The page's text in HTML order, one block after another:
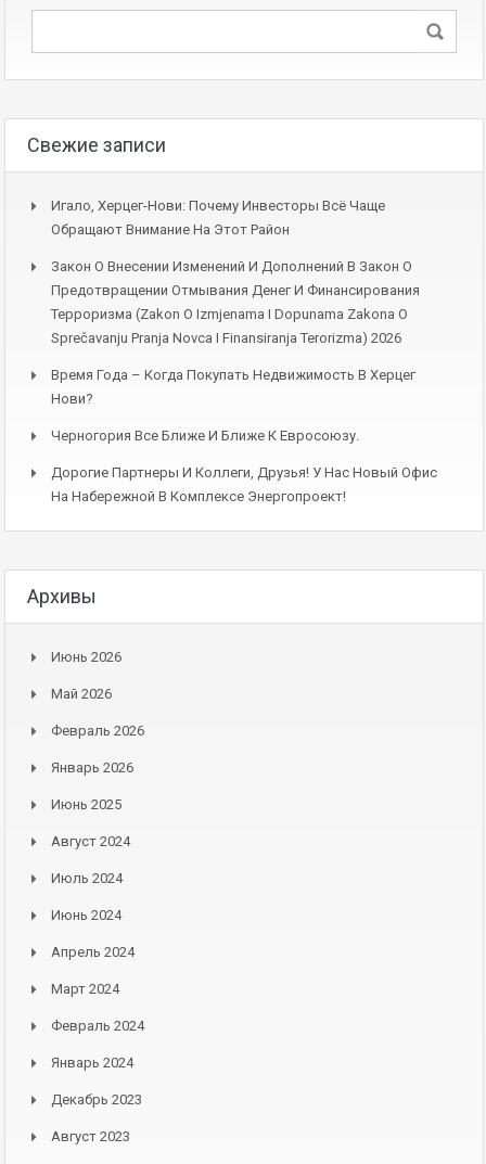
Свежие записи
Игало, Херцег-Нови: Почему Инвесторы Всё Чаще
Обращают Внимание На Этот Район
Закон О Внесении Изменений И Дополнений В Закон О
Предотвращении Отмывания Денег И Финансирования
Терроризма (Zakon O Izmjenama I Dopunama Zakona O
Sprečavanju Pranja Novca I Finansiranja Terorizma) 2026
Время Года – Когда Покупать Недвижимость В Херцег
Нови?
Черногория Все Ближе И Ближе К Евросоюзу.
Дорогие Партнеры И Коллеги, Друзья! У Нас Новый Офис
На Набережной В Комплексе Энергопроект!
Архивы
Июнь 2026
Май 2026
Февраль 2026
Январь 2026
Июнь 2025
Август 2024
Июль 2024
Июнь 2024
Апрель 2024
Март 2024
Февраль 2024
Январь 2024
Декабрь 2023
Август 2023